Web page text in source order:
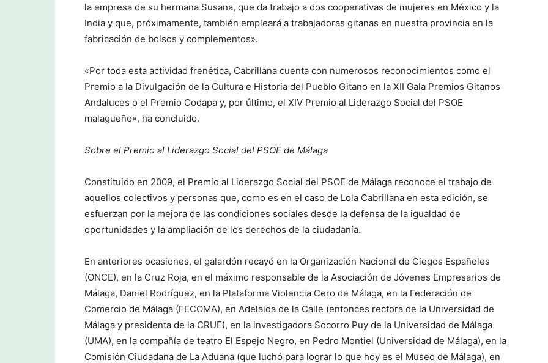
la empresa de su hermana Susana, que da trabajo a dos cooperativas de mujeres en México y la
India y que, próximamente, también empleará a trabajadoras gitanas en nuestra provincia en la
fabricación de bolsos y complementos».
«Por toda esta actividad frenética, Cabrillana cuenta con numerosos reconocimientos como el
Premio a la Divulgación de la Cultura e Historia del Pueblo Gitano en la XII Gala Premios Gitanos
Andaluces o el Premio Codapa y, por último, el XIV Premio al Liderazgo Social del PSOE
malagueño», ha concluido.
Sobre el Premio al Liderazgo Social del PSOE de Málaga
Constituido en 2009, el Premio al Liderazgo Social del PSOE de Málaga reconoce el trabajo de
aquellos colectivos y personas que, como es en el caso de Lola Cabrillana en esta edición, se
esfuerzan por la mejora de las condiciones sociales desde la defensa de la igualdad de
oportunidades y la ampliación de los derechos de la ciudadanía.
En anteriores ocasiones, el galardón recayó en la Organización Nacional de Ciegos Españoles
(ONCE), en la Cruz Roja, en el máximo responsable de la Asociación de Jóvenes Empresarios de
Málaga, Daniel Rodríguez, en la Plataforma Violencia Cero de Málaga, en la Federación de
Comercio de Málaga (FECOMA), en Adelaida de la Calle (entonces rectora de la Universidad de
Málaga y presidenta de la CRUE), en la investigadora Socorro Puy de la Universidad de Málaga
(UMA), en la compañía de teatro El Espejo Negro, en Pedro Montiel (Universidad de Málaga), en la
Comisión Ciudadana de La Aduana (que luchó para lograr lo que hoy es el Museo de Málaga), en